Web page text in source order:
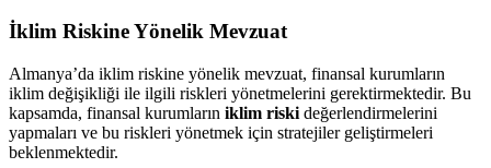
İklim Riskine Yönelik Mevzuat
Almanya’da iklim riskine yönelik mevzuat, finansal kurumların
iklim değişikliği ile ilgili riskleri yönetmelerini gerektirmektedir. Bu
kapsamda, finansal kurumların iklim riski değerlendirmelerini
yapmaları ve bu riskleri yönetmek için stratejiler geliştirmeleri
beklenmektedir.